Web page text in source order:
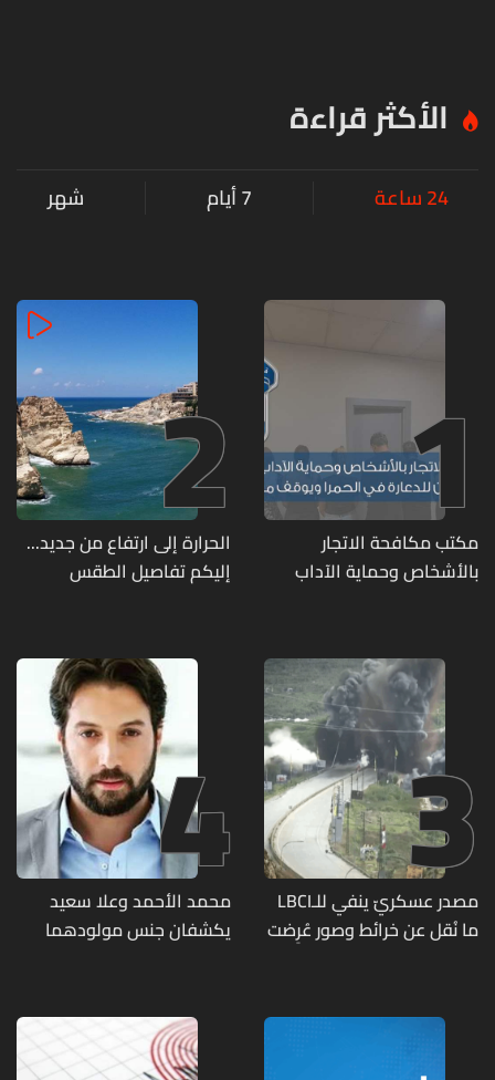
الأكثر قراءة
24 ساعة 7 أيام شهر
1
مكتب مكافحة الاتجار
بالأشخاص وحماية الآداب
متورطين
2
الحرارة إلى ارتفاع من جديد...
إليكم تفاصيل الطقس
3
مصدر عسكريّ ينفي للـLBCI
ما نُقل عن خرائط وصور عُرِضت
تحت الأرض
4
محمد الأحمد وعلا سعيد
يكشفان جنس مولودهما